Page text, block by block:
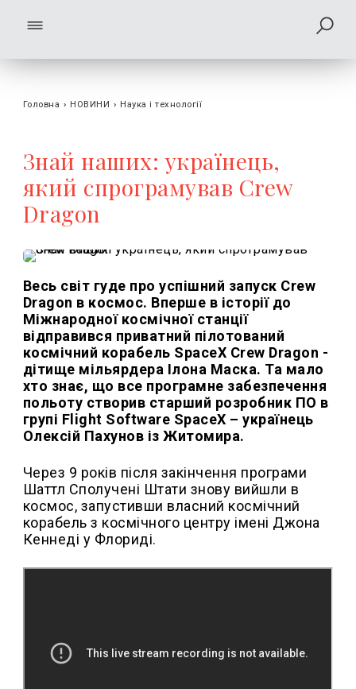
Головна › НОВИНИ › Наука і технології
Знай наших: українець,
який спрограмував Crew
Dragon
Весь світ гуде про успішний запуск Crew
Dragon в космос. Вперше в історії до
Міжнародної космічної станції
відправився приватний пілотований
космічний корабель SpaceX Crew Dragon -
дітище мільярдера Ілона Маска. Та мало
хто знає, що все програмне забезпечення
польоту створив старший розробник ПО в
групі Flight Software SpaceХ – українець
Олексій Пахунов із Житомира.
Через 9 років після закінчення програми
Шаттл Сполучені Штати знову вийшли в
космос, запустивши власний космічний
корабель з космічного центру імені Джона
Кеннеді у Флориді.